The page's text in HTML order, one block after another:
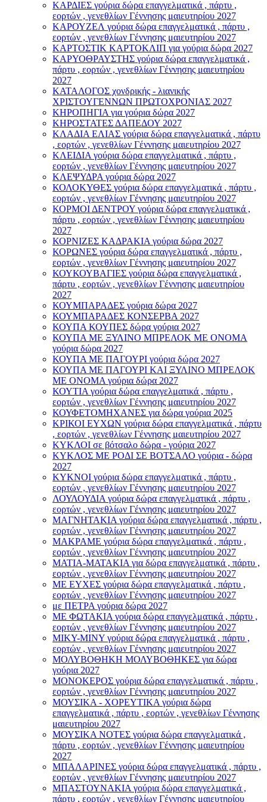
ΚΑΡΔΙΕΣ γούρια δώρα επαγγελματικά , πάρτυ ,
εορτών , γενεθλίων Γέννησης μαιευτηρίου 2027
ΚΑΡΟΥΖΕΛ γούρια δώρα επαγγελματικά , πάρτυ ,
εορτών , γενεθλίων Γέννησης μαιευτηρίου 2027
ΚΑΡΤΟΣΤΙΚ ΚΑΡΤΟΚΛΙΠ για γούρια δώρα 2027
ΚΑΡΥΟΘΡΑΥΣΤΗΣ γούρια δώρα επαγγελματικά ,
πάρτυ , εορτών , γενεθλίων Γέννησης μαιευτηρίου
2027
ΚΑΤΑΛΟΓΟΣ χονδρικής - λιανικής
ΧΡΙΣΤΟΥΓΕΝΝΩΝ ΠΡΩΤΟΧΡΟΝΙΑΣ 2027
ΚΗΡΟΠΗΓΙΑ για γούρια δώρα 2027
ΚΗΡΟΣΤΑΤΕΣ ΔΑΠΕΔΟΥ 2027
ΚΛΑΔΙΑ ΕΛΙΑΣ γούρια δώρα επαγγελματικά , πάρτυ
, εορτών , γενεθλίων Γέννησης μαιευτηρίου 2027
ΚΛΕΙΔΙΑ γούρια δώρα επαγγελματικά , πάρτυ ,
εορτών , γενεθλίων Γέννησης μαιευτηρίου 2027
ΚΛΕΨΥΔΡΑ γούρια δώρα 2027
ΚΟΛΟΚΥΘΕΣ γούρια δώρα επαγγελματικά , πάρτυ ,
εορτών , γενεθλίων Γέννησης μαιευτηρίου 2027
ΚΟΡΜΟΙ ΔΕΝΤΡΟΥ γούρια δώρα επαγγελματικά ,
πάρτυ , εορτών , γενεθλίων Γέννησης μαιευτηρίου
2027
ΚΟΡΝΙΖΕΣ ΚΑΔΡΑΚΙΑ γούρια δώρα 2027
ΚΟΡΩΝΕΣ γούρια δώρα επαγγελματικά , πάρτυ ,
εορτών , γενεθλίων Γέννησης μαιευτηρίου 2027
ΚΟΥΚΟΥΒΑΓΙΕΣ γούρια δώρα επαγγελματικά ,
πάρτυ , εορτών , γενεθλίων Γέννησης μαιευτηρίου
2027
ΚΟΥΜΠΑΡΑΔΕΣ γούρια δώρα 2027
ΚΟΥΜΠΑΡΑΔΕΣ ΚΟΝΣΕΡΒΑ 2027
ΚΟΥΠΑ ΚΟΥΠΕΣ δώρα γούρια 2027
ΚΟΥΠΑ ΜΕ ΞΥΛΙΝΟ ΜΠΡΕΛΟΚ ΜΕ ΟΝΟΜΑ
γούρια δώρα 2027
ΚΟΥΠΑ ΜΕ ΠΑΓΟΥΡΙ γούρια δώρα 2027
ΚΟΥΠΑ ΜΕ ΠΑΓΟΥΡΙ ΚΑΙ ΞΥΛΙΝΟ ΜΠΡΕΛΟΚ
ΜΕ ΟΝΟΜΑ γούρια δώρα 2027
ΚΟΥΤΙΑ γούρια δώρα επαγγελματικά , πάρτυ ,
εορτών , γενεθλίων Γέννησης μαιευτηρίου 2027
ΚΟΥΦΕΤΟΜΗΧΑΝΕΣ για δώρα γούρια 2025
ΚΡΙΚΟΙ ΕΥΧΩΝ γούρια δώρα επαγγελματικά , πάρτυ
, εορτών , γενεθλίων Γέννησης μαιευτηρίου 2027
ΚΥΚΛΟΙ σε βότσαλο δώρα - γούρια 2027
ΚΥΚΛΟΣ ΜΕ ΡΟΔΙ ΣΕ ΒΟΤΣΑΛΟ γούρια - δώρα
2027
ΚΥΚΝΟΙ γούρια δώρα επαγγελματικά , πάρτυ ,
εορτών , γενεθλίων Γέννησης μαιευτηρίου 2027
ΛΟΥΛΟΥΔΙΑ γούρια δώρα επαγγελματικά , πάρτυ ,
εορτών , γενεθλίων Γέννησης μαιευτηρίου 2027
ΜΑΓΝΗΤΑΚΙΑ γούρια δώρα επαγγελματικά , πάρτυ ,
εορτών , γενεθλίων Γέννησης μαιευτηρίου 2027
ΜΑΚΡΑΜΕ γούρια δώρα επαγγελματικά , πάρτυ ,
εορτών , γενεθλίων Γέννησης μαιευτηρίου 2027
ΜΑΤΙΑ-ΜΑΤΑΚΙΑ για δώρα επαγγελματικά , πάρτυ ,
εορτών , γενεθλίων Γέννησης μαιευτηρίου 2027
ΜΕ ΕΥΧΕΣ γούρια δώρα επαγγελματικά , πάρτυ ,
εορτών , γενεθλίων Γέννησης μαιευτηρίου 2027
με ΠΕΤΡΑ γούρια δώρα 2027
ΜΕ ΦΩΤΑΚΙΑ γούρια δώρα επαγγελματικά , πάρτυ ,
εορτών , γενεθλίων Γέννησης μαιευτηρίου 2027
ΜΙΚΥ-ΜΙΝΥ γούρια δώρα επαγγελματικά , πάρτυ ,
εορτών , γενεθλίων Γέννησης μαιευτηρίου 2027
ΜΟΛΥΒΟΘΗΚΗ ΜΟΛΥΒΟΘΗΚΕΣ για δώρα
γούρια 2027
ΜΟΝΟΚΕΡΟΣ γούρια δώρα επαγγελματικά , πάρτυ ,
εορτών , γενεθλίων Γέννησης μαιευτηρίου 2027
ΜΟΥΣΙΚΑ - ΧΟΡΕΥΤΙΚΑ γούρια δώρα
επαγγελματικά , πάρτυ , εορτών , γενεθλίων Γέννησης
μαιευτηρίου 2027
ΜΟΥΣΙΚΑ ΝΟΤΕΣ γούρια δώρα επαγγελματικά ,
πάρτυ , εορτών , γενεθλίων Γέννησης μαιευτηρίου
2027
ΜΠΑΛΑΡΙΝΕΣ γούρια δώρα επαγγελματικά , πάρτυ ,
εορτών , γενεθλίων Γέννησης μαιευτηρίου 2027
ΜΠΑΣΤΟΥΝΑΚΙΑ γούρια δώρα επαγγελματικά ,
πάρτυ , εορτών , γενεθλίων Γέννησης μαιευτηρίου